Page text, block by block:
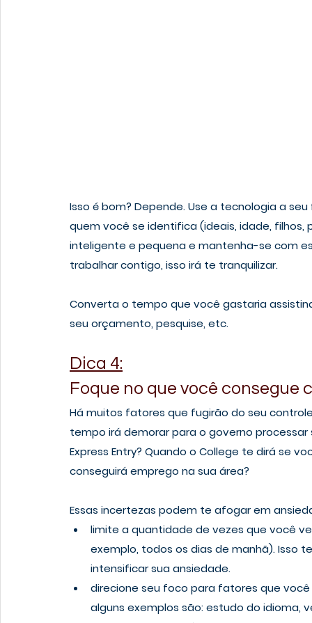
Isso é bom? Depende. Use a tecnologia a
quem você se identifica (ideais, idade,
inteligente e pequena e mantenha-se com
trabalhar contigo, isso irá te tranquilizar.
Converta o tempo que você gastaria
seu orçamento, pesquise, etc.
Dica 4:
Foque no que você consegue
Há muitos fatores que fugirão do seu
tempo irá demorar para o governo
Express Entry? Quando o College te dirá se
conseguirá emprego na sua área?
Essas incertezas podem te afogar em
limite a quantidade de vezes que você
exemplo, todos os dias de manhã). Isso
intensificar sua ansiedade.
direcione seu foco para fatores que
alguns exemplos são: estudo do